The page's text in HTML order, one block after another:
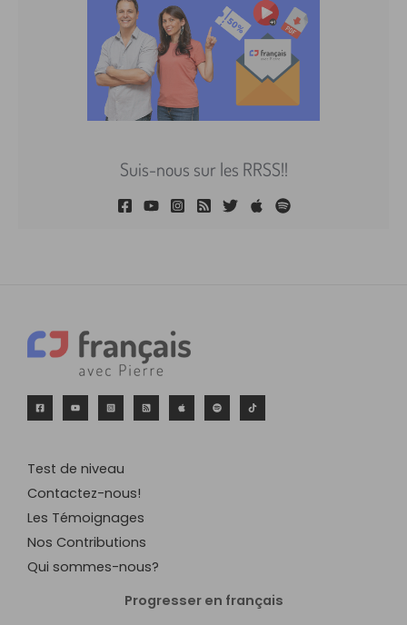
Suis-nous sur les RRSS!!
Test de niveau
Contactez-nous!
Les Témoignages
Nos Contributions
Qui sommes-nous?
Progresser en français